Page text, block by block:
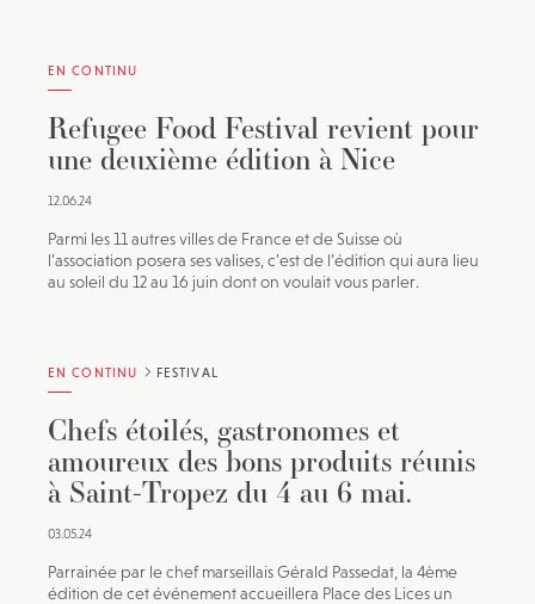
EN CONTINU
Refugee Food Festival revient pour
une deuxième édition à Nice
12.06.24
Parmi les 11 autres villes de France et de Suisse où
l’association posera ses valises, c’est de l’édition qui aura lieu
au soleil du 12 au 16 juin dont on voulait vous parler.
EN CONTINU FESTIVAL
Chefs étoilés, gastronomes et
amoureux des bons produits réunis
à Saint-Tropez du 4 au 6 mai.
03.05.24
Parrainée par le chef marseillais Gérald Passedat, la 4ème
édition de cet événement accueillera Place des Lices un